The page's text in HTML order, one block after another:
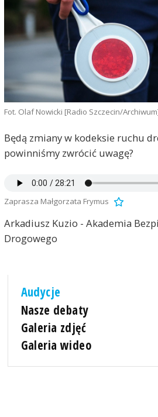
Fot. Olaf Nowicki [Radio Szczecin/
Będą zmiany w kodeksie ruchu
powinniśmy zwrócić uwagę?
Zaprasza Małgorzata Frymus
Arkadiusz Kuzio - Akademia
Drogowego
Audycje
Nasze debaty
Galeria zdjęć
Galeria wideo